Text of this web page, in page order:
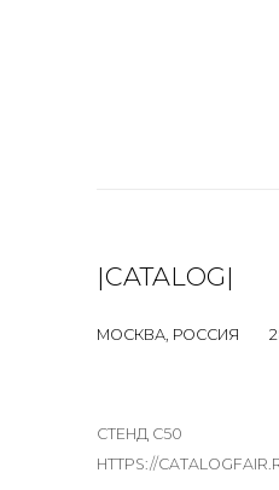
|CATALOG|
МОСКВА, РОССИЯ
СТЕНД С50
HTTPS://